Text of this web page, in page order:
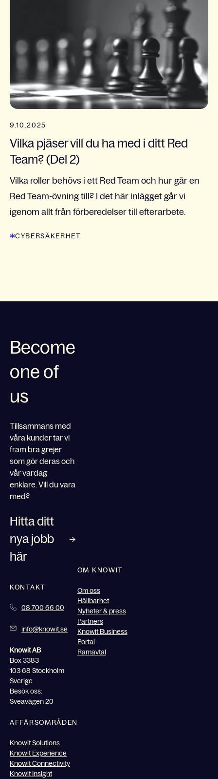
9.10.2025
Vilka pjäser vill du ha med i ditt Red
Team? (Del 2)
Vilka roller behövs i ett Red Team och hur går en
Red Team-övning till? I det här inlägget går vi
igenom allt från förberedelser till efterarbete.
CYBERSÄKERHET
Become
one of
us
Tillsammans med
våra kunder tar vi
fram bra grejer
som gör deras och
vår vardag
enklare. Vill du vara
med?
Hitta ditt
nya jobb
här
KONTAKT
08 700 66 00
info@knowit.se
Knowit AB
Box 3383
103 68 Stockholm
Sverige
Besök oss:
Sveavägen 20
OM KNOWIT
Om oss
Hållbarhet
Nyheter & press
Partners
Knowit Business
Portal
Ramavtal
AFFÄRSOMRÅDEN
Knowit Solutions
Knowit Experience
Knowit Connectivity
Knowit Insight